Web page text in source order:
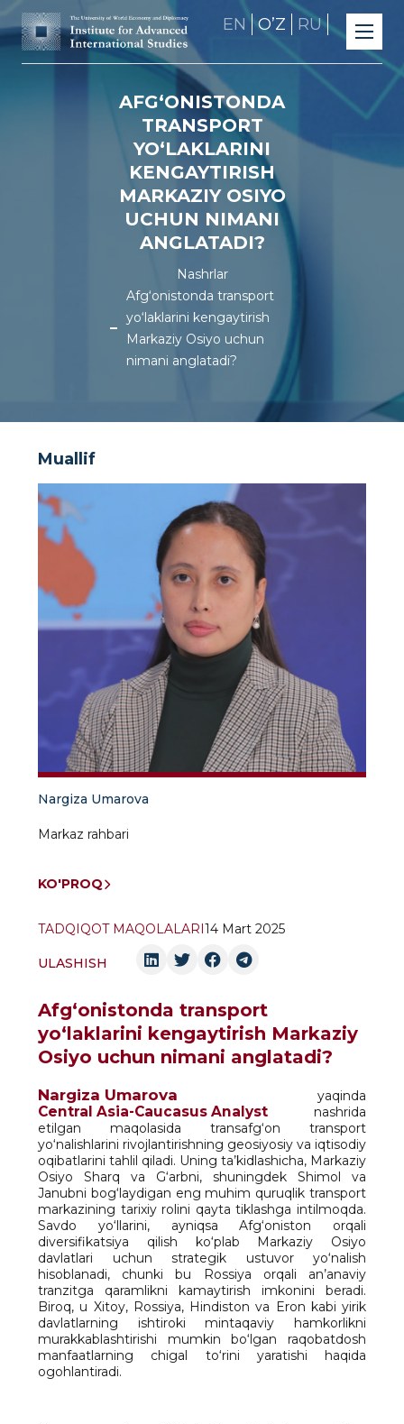
EN OʼZ RU
AFG‘ONISTONDA
TRANSPORT
YO‘LAKLARINI
KENGAYTIRISH
MARKAZIY OSIYO
UCHUN NIMANI
ANGLATADI?
Nashrlar
Afg‘onistonda transport
yo‘laklarini kengaytirish
Markaziy Osiyo uchun
nimani anglatadi?
Muallif
Nargiza Umarova
Markaz rahbari
KO'PROQ
TADQIQOT MAQOLALARI14 Mart 2025
ULASHISH
Afg‘onistonda transport
yo‘laklarini kengaytirish Markaziy
Osiyo uchun nimani anglatadi?
Nargiza Umarova yaqinda
Central Asia-Caucasus Analyst nashrida
etilgan maqolasida transafg‘on transport
yo‘nalishlarini rivojlantirishning geosiyosiy va iqtisodiy
oqibatlarini tahlil qiladi. Uning ta’kidlashicha, Markaziy
Osiyo Sharq va G‘arbni, shuningdek Shimol va
Janubni bog‘laydigan eng muhim quruqlik transport
markazining tarixiy rolini qayta tiklashga intilmoqda.
Savdo yo‘llarini, ayniqsa Afg‘oniston orqali
diversifikatsiya qilish ko‘plab Markaziy Osiyo
davlatlari uchun strategik ustuvor yo‘nalish
hisoblanadi, chunki bu Rossiya orqali an’anaviy
tranzitga qaramlikni kamaytirish imkonini beradi.
Biroq, u Xitoy, Rossiya, Hindiston va Eron kabi yirik
davlatlarning ishtiroki mintaqaviy hamkorlikni
murakkablashtirishi mumkin bo‘lgan raqobatdosh
manfaatlarning chigal to‘rini yaratishi haqida
ogohlantiradi.